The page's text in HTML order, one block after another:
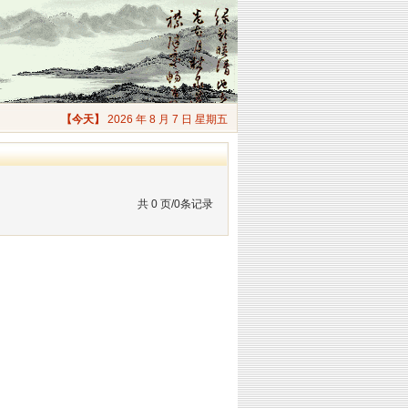
【今天】 2026 年 8 月 7 日 星期五
共 0 页/0条记录